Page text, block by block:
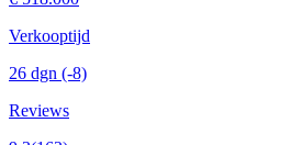
Verkooptijd
26 dgn (-8)
Reviews